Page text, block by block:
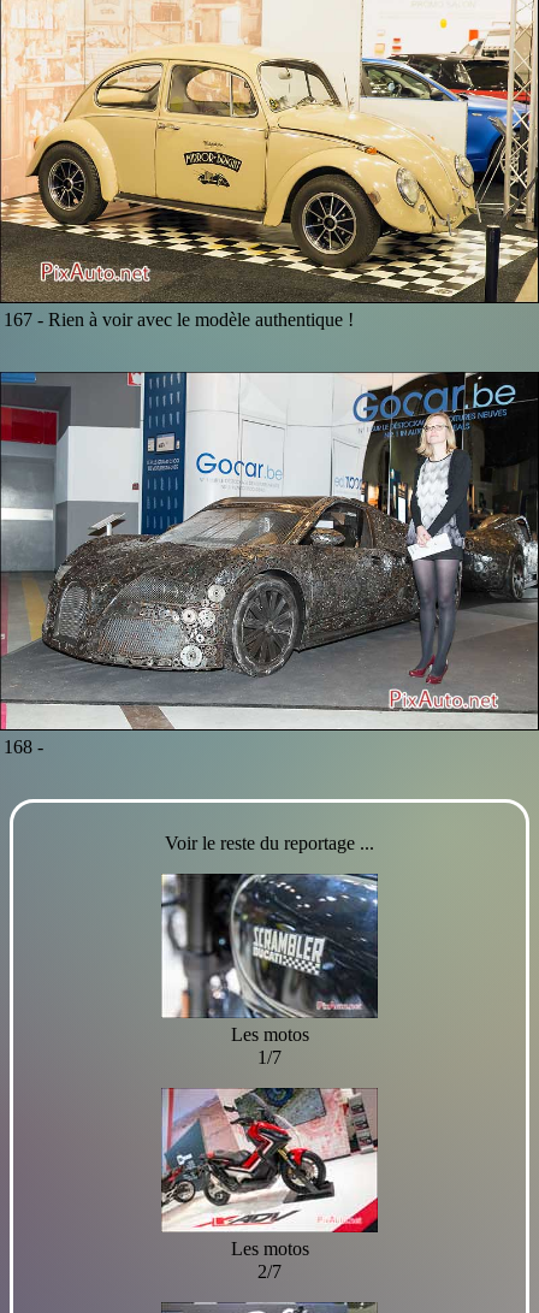
167 -Rien à voir avec le modèle authentique !
168 -
Voir le reste du reportage ...
Les motos
1/7
Les motos
2/7